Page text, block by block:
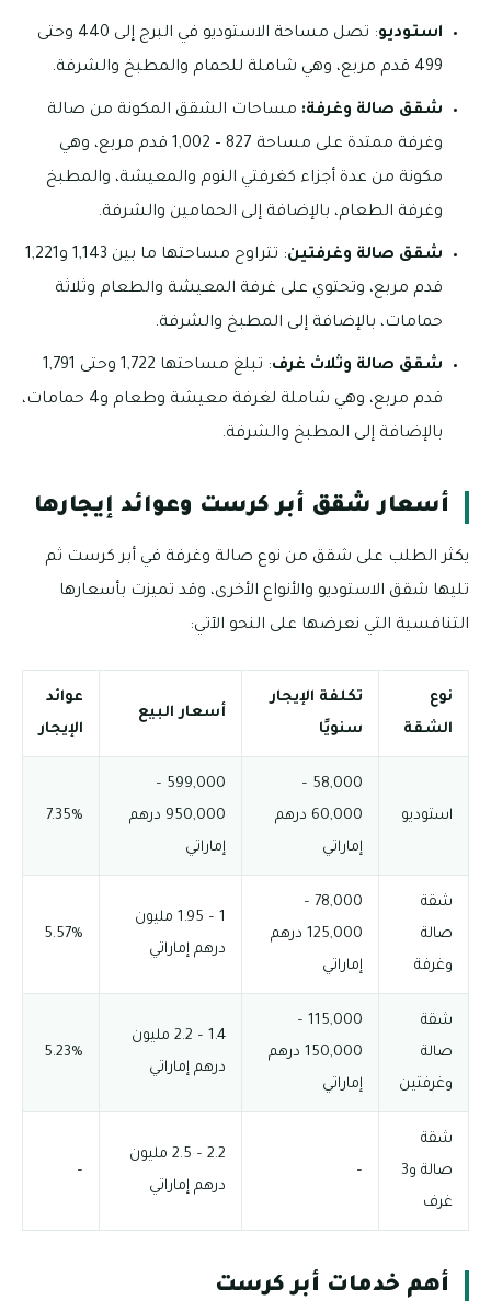
استوديو
: تصل مساحة الاستوديو في البرج إلى 440 وحتى
499 قدم مربع، وهي شاملة للحمام والمطبخ والشرفة.
شقق صالة وغرفة: مساحات الشقق المكونة من صالة
وغرفة ممتدة على مساحة 827 – 1,002 قدم مربع، وهي
مكونة من عدة أجزاء كغرفتي النوم والمعيشة، والمطبخ
وغرفة الطعام، بالإضافة إلى الحمامين والشرفة.
شقق صالة وغرفتين
: تتراوح مساحتها ما بين 1,143 و1,221
قدم مربع، وتحتوي على غرفة المعيشة والطعام وثلاثة
حمامات، بالإضافة إلى المطبخ والشرفة.
شقق صالة وثلاث غرف
: تبلغ مساحتها 1,722 وحتى 1,791
قدم مربع، وهي شاملة لغرفة معيشة وطعام و4 حمامات،
بالإضافة إلى المطبخ والشرفة.
أسعار شقق أبر كرست وعوائد إيجارها
يكثر الطلب على شقق من نوع صالة وغرفة في أبر كرست ثم
تليها شقق الاستوديو والأنواع الأخرى، وقد تميزت بأسعارها
التنافسية التي نعرضها على النحو الآتي:
نوع
الشقة
تكلفة الإيجار
سنويًا
أسعار البيع
عوائد
الإيجار
استوديو
58,000 –
60,000 درهم
إماراتي
599,000 –
950,000 درهم
إماراتي
7.35%
شقة
صالة
وغرفة
78,000 –
125,000 درهم
إماراتي
1 – 1.95 مليون
درهم إماراتي
5.57%
شقة
صالة
وغرفتين
115,000 –
150,000 درهم
إماراتي
1.4 – 2.2 مليون
درهم إماراتي
5.23%
شقة
صالة و3
غرف
–
2.2 – 2.5 مليون
درهم إماراتي
–
أهم خدمات أبر كرست